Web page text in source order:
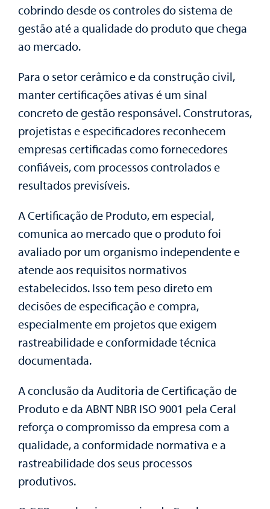
cobrindo desde os controles do sistema de
gestão até a qualidade do produto que chega
ao mercado.
Para o setor cerâmico e da construção civil,
manter certificações ativas é um sinal
concreto de gestão responsável. Construtoras,
projetistas e especificadores reconhecem
empresas certificadas como fornecedores
confiáveis, com processos controlados e
resultados previsíveis.
A Certificação de Produto, em especial,
comunica ao mercado que o produto foi
avaliado por um organismo independente e
atende aos requisitos normativos
estabelecidos. Isso tem peso direto em
decisões de especificação e compra,
especialmente em projetos que exigem
rastreabilidade e conformidade técnica
documentada.
A conclusão da Auditoria de Certificação de
Produto e da ABNT NBR ISO 9001 pela Ceral
reforça o compromisso da empresa com a
qualidade, a conformidade normativa e a
rastreabilidade dos seus processos
produtivos.